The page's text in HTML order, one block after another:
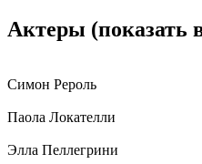
Актеры (показать
Симон Рероль
Паола Локателли
Элла Пеллегрини